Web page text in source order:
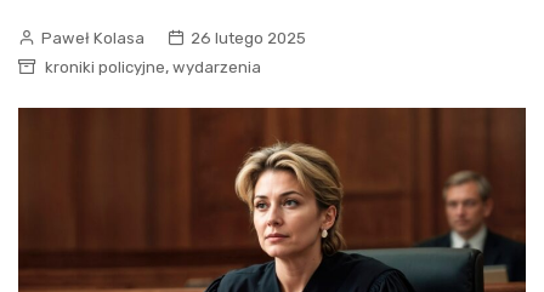
Paweł Kolasa
26 lutego 2025
kroniki policyjne, wydarzenia